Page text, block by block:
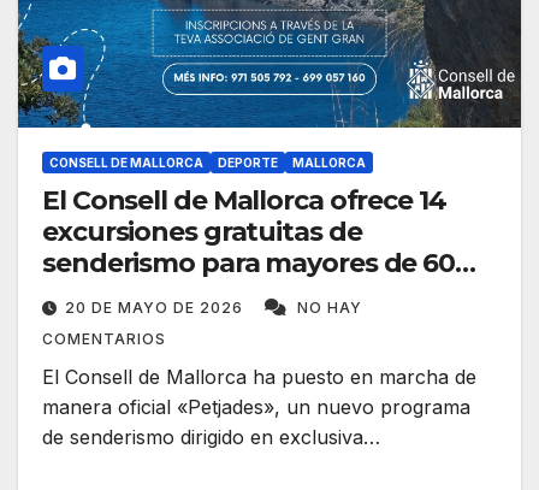
CONSELL DE MALLORCA DEPORTE MALLORCA
El Consell de Mallorca ofrece 14
excursiones gratuitas de
senderismo para mayores de 60
años
20 DE MAYO DE 2026
NO HAY
COMENTARIOS
El Consell de Mallorca ha puesto en marcha de
manera oficial «Petjades», un nuevo programa
de senderismo dirigido en exclusiva…